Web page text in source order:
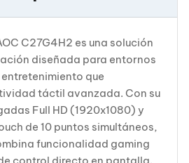
para Servidores
Servidores
Duros
C27G4H2 es una solución
diseñada para entornos
que
táctil avanzada. Con su
Full HD (1920x1080) y
de 10 puntos simultáneos,
funcionalidad gaming